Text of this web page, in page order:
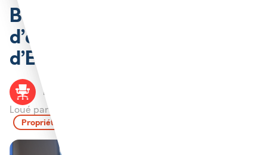
Bureau 20 m2 en pépinière
d’entreprise Village
d’Entreprises – Ruitz
Bureau
Loué par :
Propriété de l'Agglo de Béthune-Bruay